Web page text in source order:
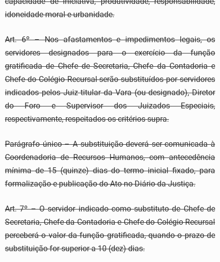
idoneidade moral e urbanidade.
Art. 6º – Nos afastamentos e impedimentos legais, os
servidores designados para o exercício da função
gratificada de Chefe de Secretaria, Chefe da Contadoria e
Chefe do Colégio Recursal serão substituídos por servidores
indicados pelos Juiz titular da Vara (ou designado), Diretor
do Foro e Supervisor dos Juizados Especiais,
respectivamente, respeitados os critérios supra.
Parágrafo único – A substituição deverá ser comunicada à
Coordenadoria de Recursos Humanos, com antecedência
mínima de 15 (quinze) dias do termo inicial fixado, para
formalização e publicação do Ato no Diário da Justiça.
Art. 7º – O servidor indicado como substituto de Chefe de
Secretaria, Chefe da Contadoria e Chefe do Colégio Recursal
perceberá o valor da função gratificada, quando o prazo de
substituição for superior a 10 (dez) dias.